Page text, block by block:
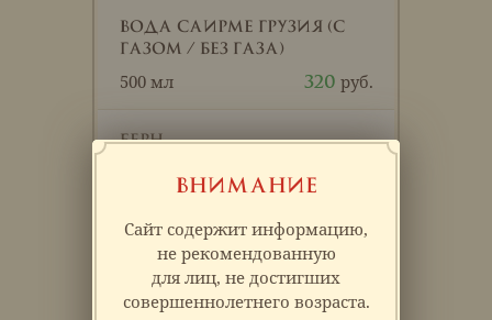
Вода Саирме Грузия (с
газом / без газа)
500 мл 320
Берн
290
Сок в ассортименте
250 мл 150
ВНИМАНИЕ
Сайт содержит информацию,
не рекомендованную
для лиц, не достигших
совершеннолетнего возраста.